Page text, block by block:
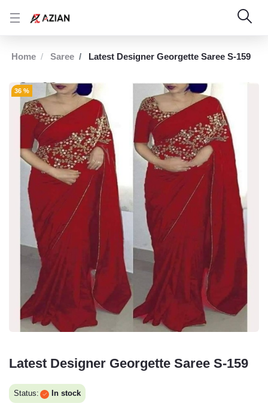
Home Saree Latest Designer Georgette Saree S-159
36 %
Latest Designer Georgette Saree S-159
Status: In stock